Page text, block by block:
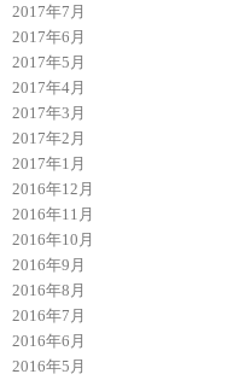
2017年7月
2017年6月
2017年5月
2017年4月
2017年3月
2017年2月
2017年1月
2016年12月
2016年11月
2016年10月
2016年9月
2016年8月
2016年7月
2016年6月
2016年5月